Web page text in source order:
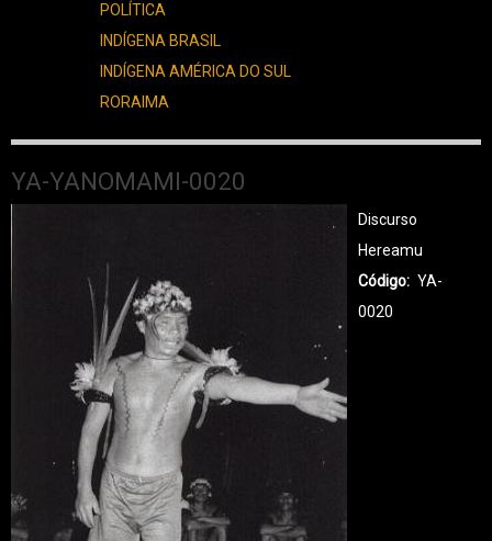
POLÍTICA
INDÍGENA BRASIL
INDÍGENA AMÉRICA DO SUL
RORAIMA
YA-YANOMAMI-0020
Discurso
Hereamu
Código
YA-
0020